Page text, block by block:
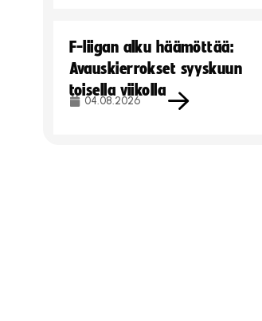
F-liigan alku häämöttää:
Avauskierrokset syyskuun
toisella viikolla
04.08.2026